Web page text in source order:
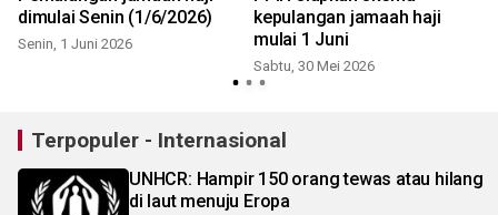
dimulai Senin (1/6/2026)
Senin, 1 Juni 2026
kepulangan jamaah haji
mulai 1 Juni
Sabtu, 30 Mei 2026
Terpopuler - Internasional
UNHCR: Hampir 150 orang tewas atau hilang
di laut menuju Eropa